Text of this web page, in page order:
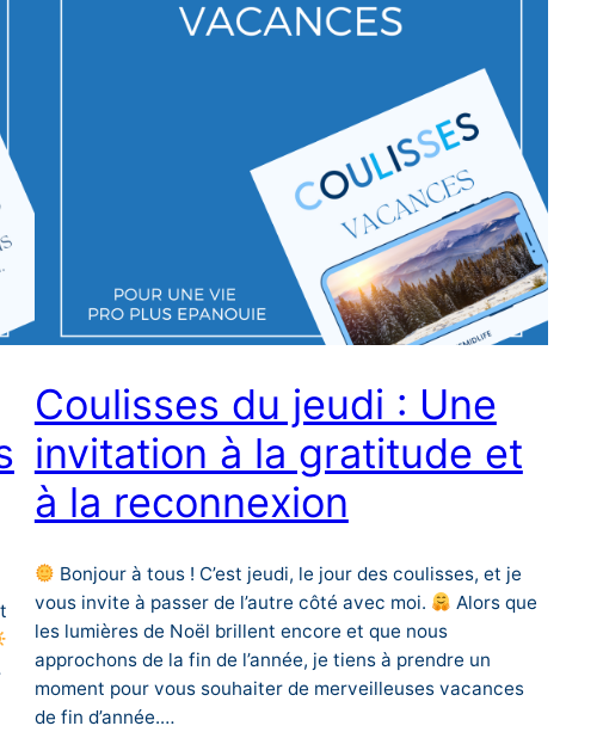
Coulisses du jeudi : Une
invitation à la gratitude et
à la reconnexion
Bonjour à tous ! C’est jeudi, le jour des coulisses, et je
vous invite à passer de l’autre côté avec moi.
Alors que
les lumières de Noël brillent encore et que nous
approchons de la fin de l’année, je tiens à prendre un
moment pour vous souhaiter de merveilleuses vacances
de fin d’année.…